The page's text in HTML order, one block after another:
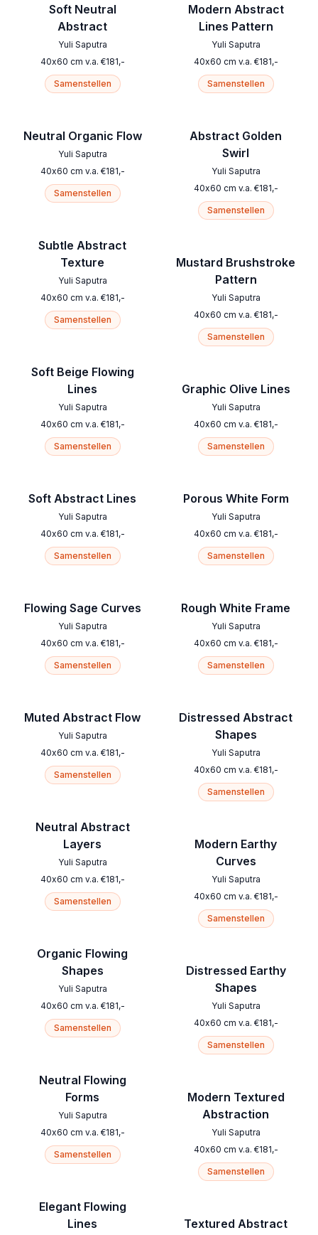
Soft Neutral
Abstract
Yuli Saputra
40x60 cm v.a. €181,-
Samenstellen
Neutral Organic Flow
Yuli Saputra
40x60 cm v.a. €181,-
Samenstellen
Subtle Abstract
Texture
Yuli Saputra
40x60 cm v.a. €181,-
Samenstellen
Soft Beige Flowing
Lines
Yuli Saputra
40x60 cm v.a. €181,-
Samenstellen
Soft Abstract Lines
Yuli Saputra
40x60 cm v.a. €181,-
Samenstellen
Flowing Sage Curves
Yuli Saputra
40x60 cm v.a. €181,-
Samenstellen
Muted Abstract Flow
Yuli Saputra
40x60 cm v.a. €181,-
Samenstellen
Neutral Abstract
Layers
Yuli Saputra
40x60 cm v.a. €181,-
Samenstellen
Organic Flowing
Shapes
Yuli Saputra
40x60 cm v.a. €181,-
Samenstellen
Neutral Flowing
Forms
Yuli Saputra
40x60 cm v.a. €181,-
Samenstellen
Elegant Flowing
Lines
Modern Abstract
Lines Pattern
Yuli Saputra
40x60 cm v.a. €181,-
Samenstellen
Abstract Golden
Swirl
Yuli Saputra
40x60 cm v.a. €181,-
Samenstellen
Mustard Brushstroke
Pattern
Yuli Saputra
40x60 cm v.a. €181,-
Samenstellen
Graphic Olive Lines
Yuli Saputra
40x60 cm v.a. €181,-
Samenstellen
Porous White Form
Yuli Saputra
40x60 cm v.a. €181,-
Samenstellen
Rough White Frame
Yuli Saputra
40x60 cm v.a. €181,-
Samenstellen
Distressed Abstract
Shapes
Yuli Saputra
40x60 cm v.a. €181,-
Samenstellen
Modern Earthy
Curves
Yuli Saputra
40x60 cm v.a. €181,-
Samenstellen
Distressed Earthy
Shapes
Yuli Saputra
40x60 cm v.a. €181,-
Samenstellen
Modern Textured
Abstraction
Yuli Saputra
40x60 cm v.a. €181,-
Samenstellen
Textured Abstract